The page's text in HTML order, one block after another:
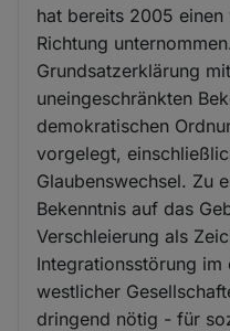
hat bereits 2005
Richtung
Grundsatzerklärung
uneingeschränkten
demokratischen
vorgelegt,
Glaubenswechsel. Zu
Bekenntnis auf das
Verschleierung als
Integrationsstörung
westlicher
dringend nötig - für